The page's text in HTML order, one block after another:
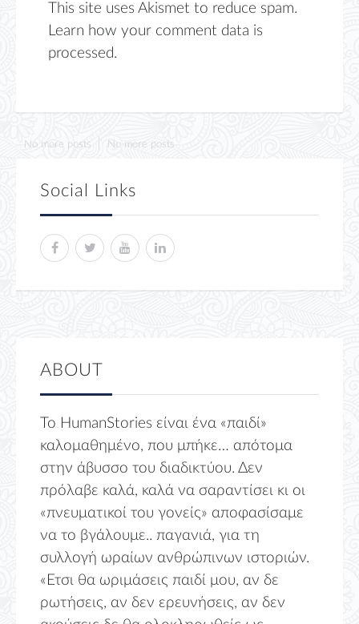
This site uses Akismet to reduce spam.
Learn how your comment data is
processed.
No more posts No more posts
Social Links
ABOUT
Το HumanStories είναι ένα «παιδί»
καλομαθημένο, που μπήκε… απότομα
στην άβυσσο του διαδικτύου. Δεν
πρόλαβε καλά, καλά να σαραντίσει κι οι
«πνευματικοί του γονείς» αποφασίσαμε
να το βγάλουμε.. παγανιά, για τη
συλλογή ωραίων ανθρώπινων ιστοριών.
«Ετσι θα ωριμάσεις παιδί μου, αν δε
ρωτήσεις, αν δεν ερευνήσεις, αν δεν